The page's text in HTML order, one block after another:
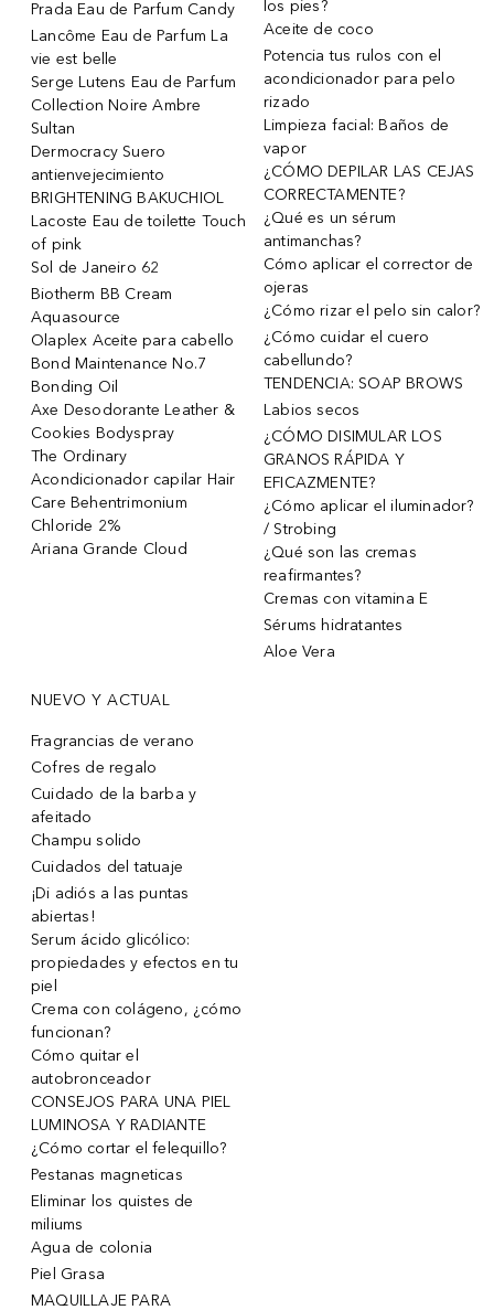
Prada Eau de Parfum Candy
Lancôme Eau de Parfum La
vie est belle
Serge Lutens Eau de Parfum
Collection Noire Ambre
Sultan
Dermocracy Suero
antienvejecimiento
BRIGHTENING BAKUCHIOL
Lacoste Eau de toilette Touch
of pink
Sol de Janeiro 62
Biotherm BB Cream
Aquasource
Olaplex Aceite para cabello
Bond Maintenance No.7
Bonding Oil
Axe Desodorante Leather &
Cookies Bodyspray
The Ordinary
Acondicionador capilar Hair
Care Behentrimonium
Chloride 2%
Ariana Grande Cloud
los pies?
Aceite de coco
Potencia tus rulos con el
acondicionador para pelo
rizado
Limpieza facial: Baños de
vapor
¿CÓMO DEPILAR LAS CEJAS
CORRECTAMENTE?
¿Qué es un sérum
antimanchas?
Cómo aplicar el corrector de
ojeras
¿Cómo rizar el pelo sin calor?
¿Cómo cuidar el cuero
cabellundo?
TENDENCIA: SOAP BROWS
Labios secos
¿CÓMO DISIMULAR LOS
GRANOS RÁPIDA Y
EFICAZMENTE?
¿Cómo aplicar el iluminador?
/ Strobing
¿Qué son las cremas
reafirmantes?
Cremas con vitamina E
Sérums hidratantes
Aloe Vera
NUEVO Y ACTUAL
Fragrancias de verano
Cofres de regalo
Cuidado de la barba y
afeitado
Champu solido
Cuidados del tatuaje
¡Di adiós a las puntas
abiertas!
Serum ácido glicólico:
propiedades y efectos en tu
piel
Crema con colágeno, ¿cómo
funcionan?
Cómo quitar el
autobronceador
CONSEJOS PARA UNA PIEL
LUMINOSA Y RADIANTE
¿Cómo cortar el felequillo?
Pestanas magneticas
Eliminar los quistes de
miliums
Agua de colonia
Piel Grasa
MAQUILLAJE PARA